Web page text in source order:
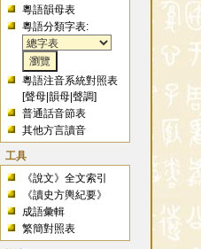
粵語韻母表
粵語分類字表:
粵語注音系統對照表
[聲母 |韻母 |聲調]
普通話音節表
其他方言讀音
工具
《說文》全文索引
《讀史方輿紀要》
成語彙輯
繁簡對照表